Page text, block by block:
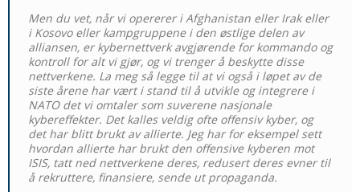
Men du vet, når vi opererer i Afghanistan eller Irak eller
i Kosovo eller kampgruppene i den østlige delen av
alliansen, er kybernettverk avgjørende for kommando og
kontroll for alt vi gjør, og vi trenger å beskytte disse
nettverkene. La meg så legge til at vi også i løpet av de
siste årene har vært i stand til å utvikle og integrere i
NATO det vi omtaler som suverene nasjonale
kybereffekter. Det kalles veldig ofte offensiv kyber, og
det har blitt brukt av allierte. Jeg har for eksempel sett
hvordan allierte har brukt den offensive kyberen mot
ISIS, tatt ned nettverkene deres, redusert deres evner til
å rekruttere, finansiere, sende ut propaganda.